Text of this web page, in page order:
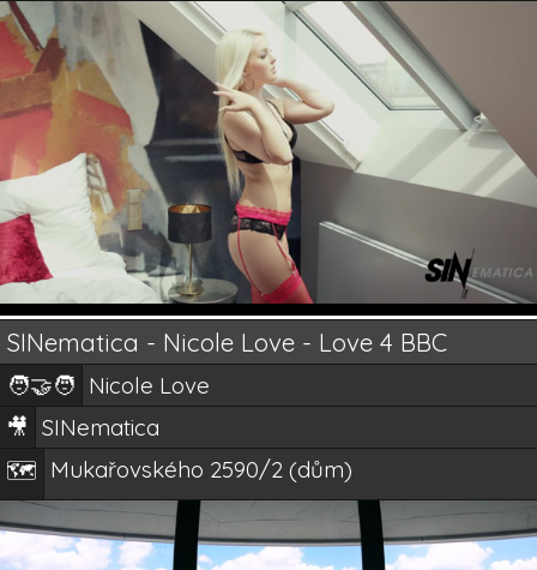
SINematica - Nicole Love - Love 4 BBC
🧑‍🤝‍🧑 Nicole Love
🎥 SINematica
🗺️ Mukařovského 2590/2 (dům)